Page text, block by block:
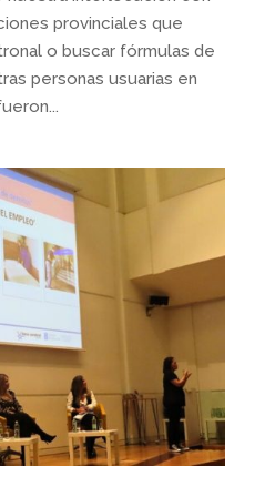
provinciales que
o buscar fórmulas de
personas usuarias en